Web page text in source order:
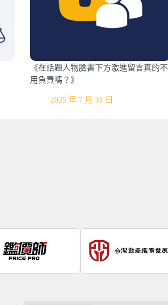
《在話題人物臉書下方激進留言真的不
用負責嗎？》
2025 年 7 月 31 日